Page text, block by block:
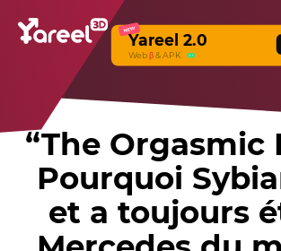
NEW
Yareel 2.0
Webβ & APK
“The Orgasmic
Pourquoi
et a toujours